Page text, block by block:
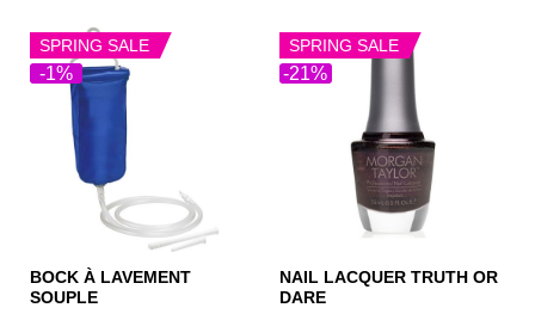
-1%
SPRING SALE
BOCK À LAVEMENT
SOUPLE
-21%
SPRING SALE
NAIL LACQUER TRUTH OR
DARE